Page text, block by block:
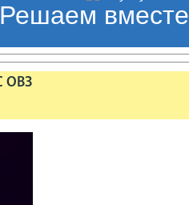
Решаем вместе
ОВЗ